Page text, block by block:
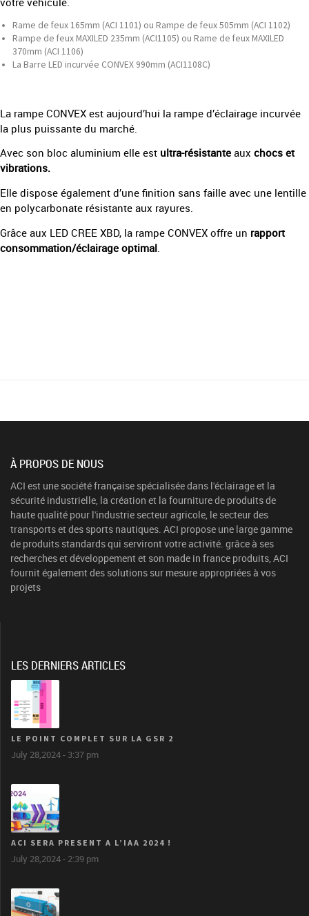
Rame de feux 165mm (ACI 1101) ou Rampe de feux 505mm (ACI 1102)
Rampe de feux MAXILED 235mm (ACI1105) ou Rame de feux MAXILED
370mm (ACI 1106)
La Barre LED incurvée CONVEX 990mm (ACI1108C)
La rampe CONVEX est aujourd’hui la rampe d’éclairage incurvée
la plus puissante du marché.
Avec son bloc aluminium elle est ultra-résistante aux chocs et
vibrations.
Elle dispose également d’une finition sans faille avec une lentille
en polycarbonate résistante aux rayures.
Grâce aux LED CREE XBD, la rampe CONVEX offre un rapport
consommation/éclairage optimal
À PROPOS DE NOUS
ACI est une société française spécialisée dans l'éclairage et la
sécurité industrielle, la création et la fourniture de produits de
haute qualité pour l'industrie secteur agricole, le secteur des
transports et des sports nautiques. ACI propose une large gamme
de produits standards qui serviront votre activité. grâce à ses
recherches et développement et son made in france produits, ACI
fournit également des solutions sur mesure appropriées à vos
projets
LES DERNIERS ARTICLES
LE POINT COMPLET SUR LA GSR 2
July 28,2024 - 3:37 pm
ACI SERA PRESENT A L’IAA 2024 !
July 28,2024 - 2:39 pm